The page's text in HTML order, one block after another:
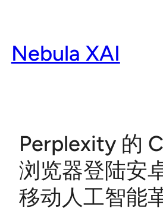
content
Nebula XAI
Perplexity 的
浏览器登陆安
移动人工智能